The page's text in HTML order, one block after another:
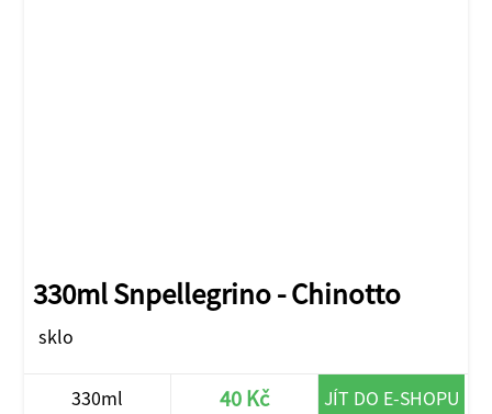
330ml Snpellegrino - Chinotto
sklo
330ml 40 Kč JÍT DO E-SHOPU